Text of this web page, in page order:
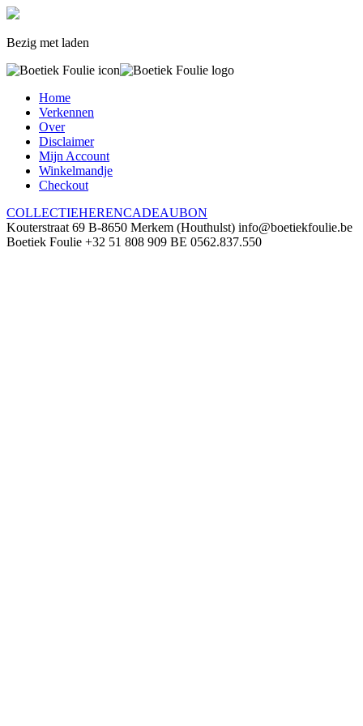
Bezig met laden
Home
Verkennen
Over
Disclaimer
Mijn Account
Winkelmandje
Checkout
COLLECTIEHERENCADEAUBON
Kouterstraat 69 B-8650 Merkem (Houthulst) info@boetiekfoulie.be
Boetiek Foulie +32 51 808 909 BE 0562.837.550